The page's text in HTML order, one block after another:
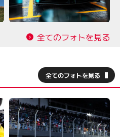
全てのフォトを見る
全てのフォトを見る